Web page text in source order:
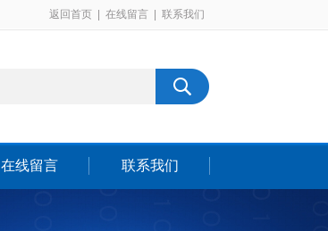
返回首页 在线留言 联系我们
在线留言 联系我们